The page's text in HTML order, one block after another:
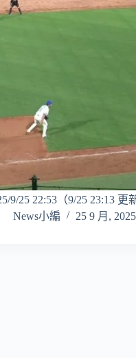
9/25 22:53（9/25 23:13
News小編
25 9 月, 2025